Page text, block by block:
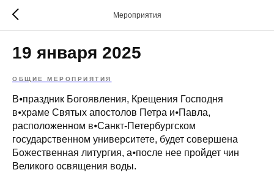
Мероприятия
19 января 2025
ОБЩИЕ МЕРОПРИЯТИЯ
В⦁праздник Богоявления, Крещения Господня
в⦁храме Святых апостолов Петра и⦁Павла,
расположенном в⦁Санкт-Петербургском
государственном университете, будет совершена
Божественная литургия, а⦁после нее пройдет чин
Великого освящения воды.